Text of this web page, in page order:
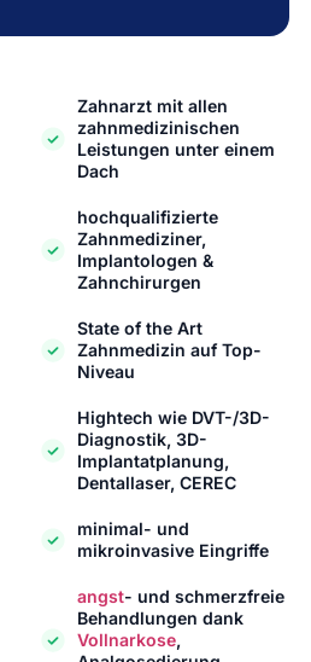
Zahnarzt mit allen
zahnmedizinischen
Leistungen unter einem
Dach
hochqualifizierte
Zahnmediziner,
Implantologen &
Zahnchirurgen
State of the Art
Zahnmedizin auf Top-
Niveau
Hightech wie DVT-/3D-
Diagnostik, 3D-
Implantatplanung,
Dentallaser, CEREC
minimal- und
mikroinvasive Eingriffe
angst- und schmerzfreie
Behandlungen dank
Vollnarkose,